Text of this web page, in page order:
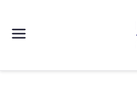
التكنولوجيا